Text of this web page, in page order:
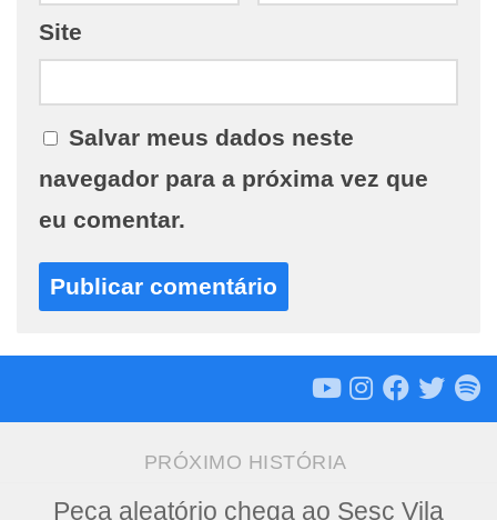
Site
Salvar meus dados neste
navegador para a próxima vez que
eu comentar.
PRÓXIMO HISTÓRIA
Peça aleatório chega ao Sesc Vila